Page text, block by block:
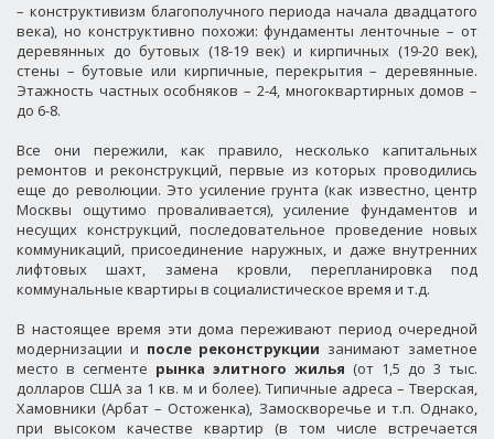
– конструктивизм благополучного периода начала двадцатого
века), но конструктивно похожи: фундаменты ленточные – от
деревянных до бутовых (18-19 век) и кирпичных (19-20 век),
стены – бутовые или кирпичные, перекрытия – деревянные.
Этажность частных особняков – 2-4, многоквартирных домов –
до 6-8.
Все они пережили, как правило, несколько капитальных
ремонтов и реконструкций, первые из которых проводились
еще до революции. Это усиление грунта (как известно, центр
Москвы ощутимо проваливается), усиление фундаментов и
несущих конструкций, последовательное проведение новых
коммуникаций, присоединение наружных, и даже внутренних
лифтовых шахт, замена кровли, перепланировка под
коммунальные квартиры в социалистическое время и т.д.
В настоящее время эти дома переживают период очередной
модернизации и после реконструкции занимают заметное
место в сегменте рынка элитного жилья (от 1,5 до 3 тыс.
долларов США за 1 кв. м и более). Типичные адреса – Тверская,
Хамовники (Арбат – Остоженка), Замоскворечье и т.п. Однако,
при высоком качестве квартир (в том числе встречается